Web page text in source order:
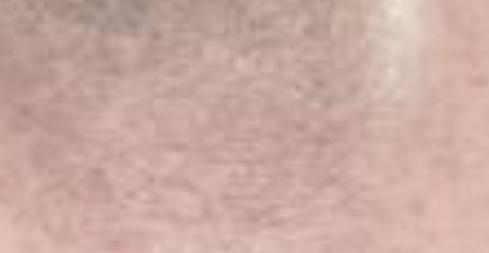
L’OnR avec vous
Visites de l’Opéra de